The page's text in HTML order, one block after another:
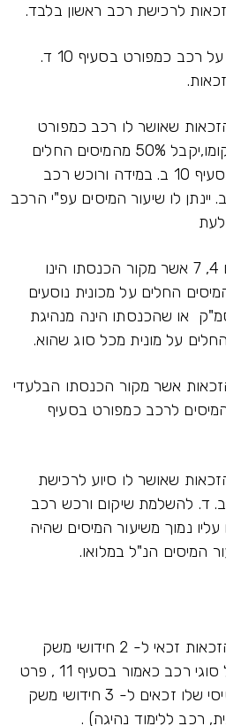
לרכישת רכב ראשון בלבד.
13. 50% מהמיסים החלים על רכב כמפורט בסעיף 10 ד.
שאושר לו רכב כמפורט
בסעיף 10 ב. להשלמת שיקומו,יקבל 50% מהמיסים החלים
על רכב מסחרי כמפורט בסעיף 10 ב. במידה ורוכש רכב
מהמצוין בסעיף 10 ב. יינתן לו שיעור המיסים עפ"י הרכב
15. זכאי כמפורט בסעיפים 4, 7 אשר מקור הכנסתו הינו
החלים על מכונית נוסעים
- שימושית עד 1,300 סמ"ק או שהכנסתו הינה מנהיגת
על מונית מכל סוג שהוא.
אשר מקור הכנסתו הבלעדי
לרכב כמפורט בסעיף
שאושר לו סיוע לרכישת
כמפורט בסעיפים 11 ב. ד. להשלמת שיקום ורכש רכב
נמוך משיעור המיסים שהיה
המיסים הנ"ל במלואו.
19. זכאי כמפורט בסעיף הזכאות זכאי ל- 2 חידושי משק
בלבד, אחת ל- 5 שנים על סוגי רכב כאמור בסעיף 11 , פרט
לרכב המשמש לשיקום בסיסי שלו זכאים ל- 3 חידושי משק
רכב ללימוד נהיגה) .